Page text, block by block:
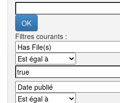
Filtres courants :